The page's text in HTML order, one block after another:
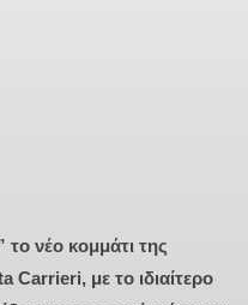
το νέο κομμάτι της
Carrieri, με το ιδιαίτερο